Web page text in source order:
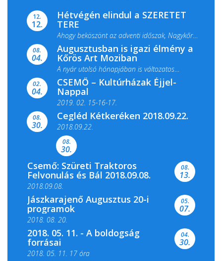
12.
12.
Hétvégén elindul a SZERETET
TERE
Ahogy beköszönt az adventi időszak, Nagykőrös
ismét megtelik ünnepi fénnyel és közös...
08.
04.
Augusztusban is igazi élmény a
Kőrös Art Moziban
A nyár utolsó hónapjában is változatos
filmkínálattal, családi...
02.
04.
CSEMŐ – Kultúrházak Éjjel-
Nappal
2019. 02. 15-16-17.
Színes és tartalmas programokkal várja a
Csemői Községi Könyvtár és...
08.
30.
Cegléd Kétkeréken 2018.09.22.
2018.09.22.
08.
30.
Csemő: Szüreti Traktoros
Felvonulás és Bál 2018.09.08.
2018.09.08.
08.
13.
Jászkarajenő Augusztus 20-i
programok
2018. 08. 20.
05.
07.
2018. 05. 11. - A boldogság
forrásai
2018. 05. 11. 17 óra
04.
30.